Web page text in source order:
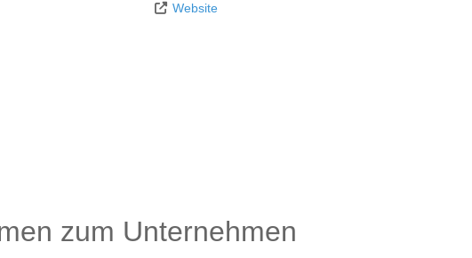
Website
zum Unternehmen